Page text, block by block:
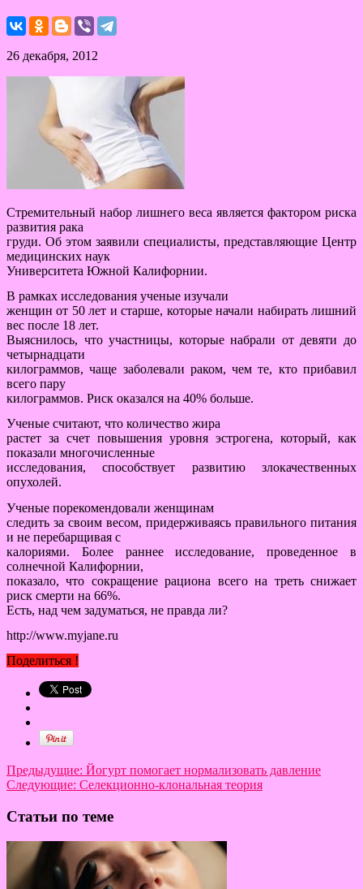
26 декабря, 2012
Стремительный набор лишнего веса является фактором риска
развития рака
груди. Об этом заявили специалисты, представляющие Центр
медицинских наук
Университета Южной Калифорнии.
В рамках исследования ученые изучали
женщин от 50 лет и старше, которые начали набирать лишний
вес после 18 лет.
Выяснилось, что участницы, которые набрали от девяти до
четырнадцати
килограммов, чаще заболевали раком, чем те, кто прибавил
всего пару
килограммов. Риск оказался на 40% больше.
Ученые считают, что количество жира
растет за счет повышения уровня эстрогена, который, как
показали многочисленные
исследования, способствует развитию злокачественных
опухолей.
Ученые порекомендовали женщинам
следить за своим весом, придерживаясь правильного питания
и не перебарщивая с
калориями. Более раннее исследование, проведенное в
солнечной Калифорнии,
показало, что сокращение рациона всего на треть снижает
риск смерти на 66%.
Есть, над чем задуматься, не правда ли?
http://www.myjane.ru
Поделиться !
Предыдущие: Йогурт помогает нормализовать давление
Следующие: Селекционно-клональная теория
Статьи по теме